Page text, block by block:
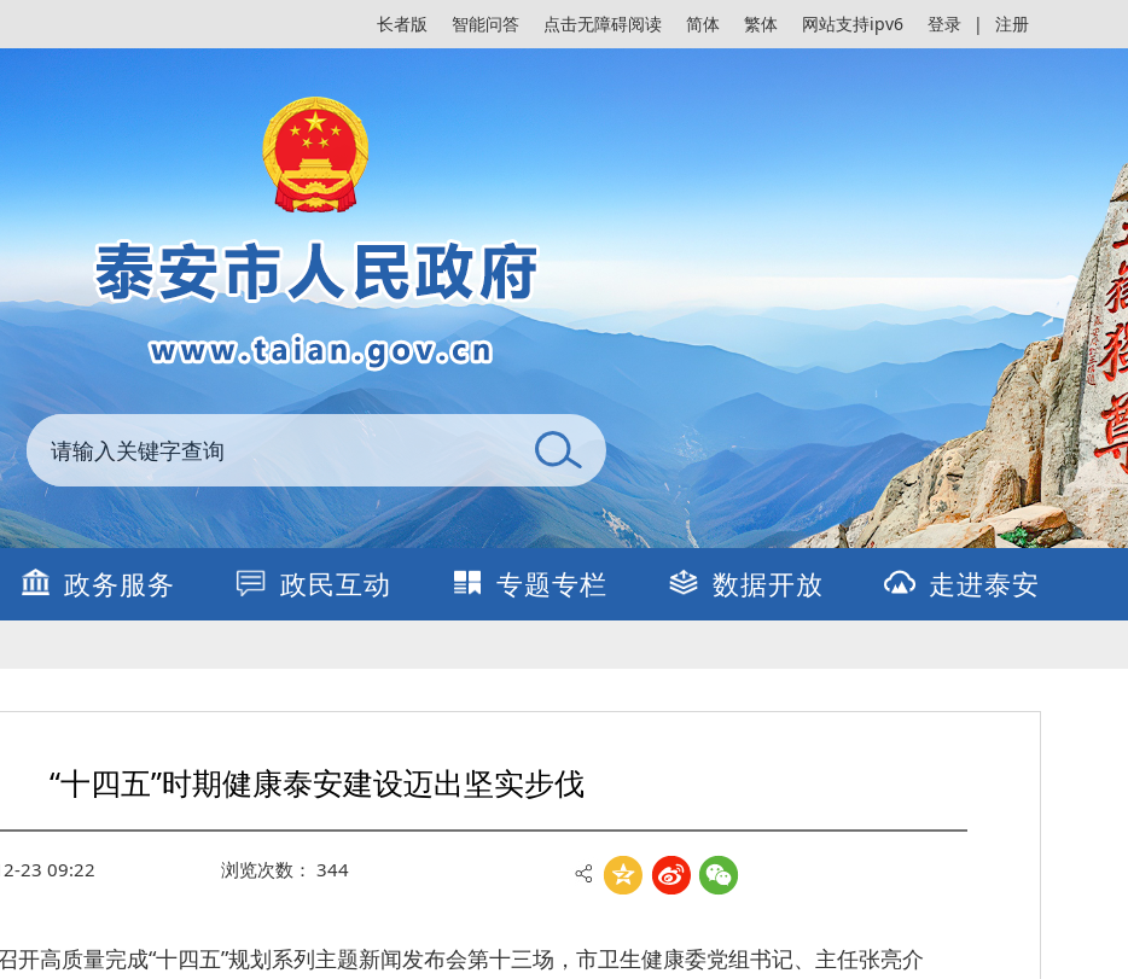
登录 | 注册
长者版 智能问答 点击无障碍阅读 简体 繁体 网站支持ipv6
政务服务 政民互动 专题专栏 数据开放 走进泰安
“十四五”时期健康泰安建设迈出坚实步伐
23 09:22 浏览次数： 344
开高质量完成“十四五”规划系列主题新闻发布会第十三场，市卫生健康委党组书记、主任张亮介